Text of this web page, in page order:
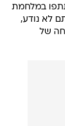
שהשתתפו במלחמת
לא נודע,
של